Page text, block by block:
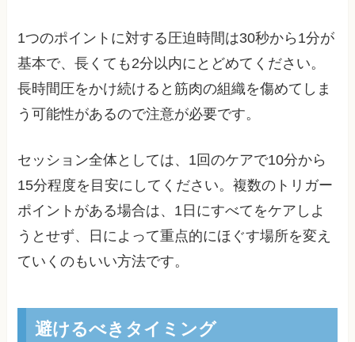
1つのポイントに対する圧迫時間は30秒から1分が
基本で、長くても2分以内にとどめてください。
長時間圧をかけ続けると筋肉の組織を傷めてしま
う可能性があるので注意が必要です。
セッション全体としては、1回のケアで10分から
15分程度を目安にしてください。複数のトリガー
ポイントがある場合は、1日にすべてをケアしよ
うとせず、日によって重点的にほぐす場所を変え
ていくのもいい方法です。
避けるべきタイミング